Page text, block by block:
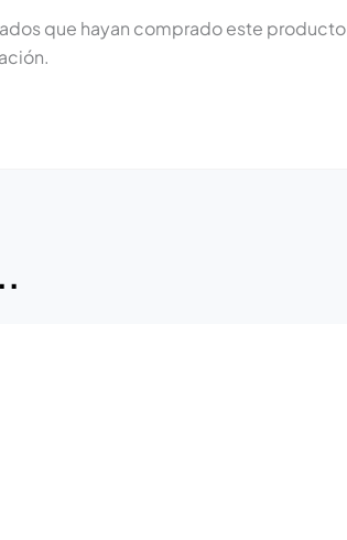
que hayan comprado este producto